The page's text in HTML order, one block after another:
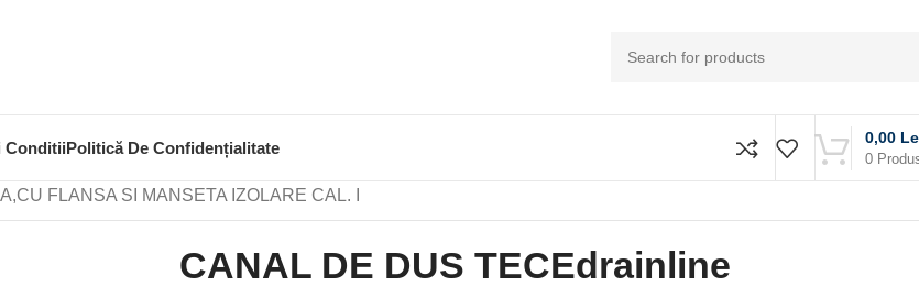
ConditiiPolitică De Confidențialitate
0
0,00
FLANSA SI MANSETA IZOLARE CAL. I
CANAL DE DUS TECEdrainline